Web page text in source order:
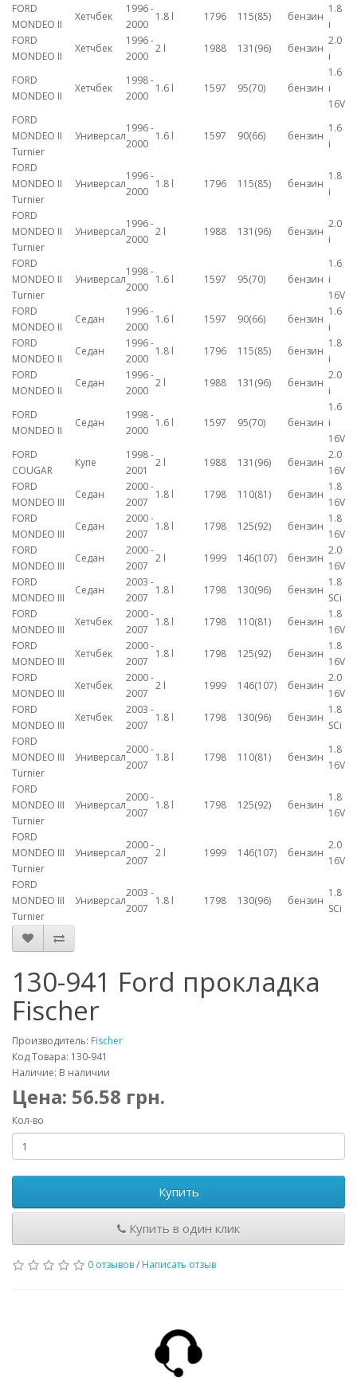
FORD
MONDEO II
Хетчбек
1996 -
2000
1.8 l 1796 115(85) бензин
1.8
i
FORD
MONDEO II
Хетчбек
1996 -
2000
2 l 1988 131(96) бензин
2.0
i
FORD
MONDEO II
Хетчбек
1998 -
2000
1.6 l 1597 95(70) бензин
1.6
i
16V
FORD
MONDEO II
Turnier
Универсал
1996 -
2000
1.6 l 1597 90(66) бензин
1.6
i
FORD
MONDEO II
Turnier
Универсал
1996 -
2000
1.8 l 1796 115(85) бензин
1.8
i
FORD
MONDEO II
Turnier
Универсал
1996 -
2000
2 l 1988 131(96) бензин
2.0
i
FORD
MONDEO II
Turnier
Универсал
1998 -
2000
1.6 l 1597 95(70) бензин
1.6
i
16V
FORD
MONDEO II
Седан
1996 -
2000
1.6 l 1597 90(66) бензин
1.6
i
FORD
MONDEO II
Седан
1996 -
2000
1.8 l 1796 115(85) бензин
1.8
i
FORD
MONDEO II
Седан
1996 -
2000
2 l 1988 131(96) бензин
2.0
i
FORD
MONDEO II
Седан
1998 -
2000
1.6 l 1597 95(70) бензин
1.6
i
16V
FORD
COUGAR
Купе
1998 -
2001
2 l 1988 131(96) бензин
2.0
16V
FORD
MONDEO III
Седан
2000 -
2007
1.8 l 1798 110(81) бензин
1.8
16V
FORD
MONDEO III
Седан
2000 -
2007
1.8 l 1798 125(92) бензин
1.8
16V
FORD
MONDEO III
Седан
2000 -
2007
2 l 1999 146(107) бензин
2.0
16V
FORD
MONDEO III
Седан
2003 -
2007
1.8 l 1798 130(96) бензин
1.8
SCi
FORD
MONDEO III
Хетчбек
2000 -
2007
1.8 l 1798 110(81) бензин
1.8
16V
FORD
MONDEO III
Хетчбек
2000 -
2007
1.8 l 1798 125(92) бензин
1.8
16V
FORD
MONDEO III
Хетчбек
2000 -
2007
2 l 1999 146(107) бензин
2.0
16V
FORD
MONDEO III
Хетчбек
2003 -
2007
1.8 l 1798 130(96) бензин
1.8
SCi
FORD
MONDEO III
Turnier
Универсал
2000 -
2007
1.8 l 1798 110(81) бензин
1.8
16V
FORD
MONDEO III
Turnier
Универсал
2000 -
2007
1.8 l 1798 125(92) бензин
1.8
16V
FORD
MONDEO III
Turnier
Универсал
2000 -
2007
2 l 1999 146(107) бензин
2.0
16V
FORD
MONDEO III
Turnier
Универсал
2003 -
2007
1.8 l 1798 130(96) бензин
1.8
SCi
130-941 Ford прокладка
Fischer
Производитель: Fischer
Код Товара: 130-941
Наличие: В наличии
Цена: 56.58 грн.
Кол-во
Купить
Купить в один клик
0 отзывов/ Написать отзыв